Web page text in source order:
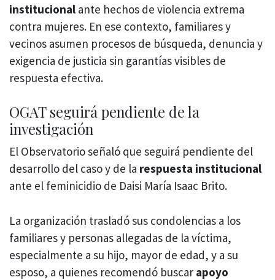
institucional ante hechos de violencia extrema
contra mujeres. En ese contexto, familiares y
vecinos asumen procesos de búsqueda, denuncia y
exigencia de justicia sin garantías visibles de
respuesta efectiva.
OGAT seguirá pendiente de la
investigación
El Observatorio señaló que seguirá pendiente del
desarrollo del caso y de la respuesta institucional
ante el feminicidio de Daisi María Isaac Brito.
La organización trasladó sus condolencias a los
familiares y personas allegadas de la víctima,
especialmente a su hijo, mayor de edad, y a su
esposo, a quienes recomendó buscar apoyo